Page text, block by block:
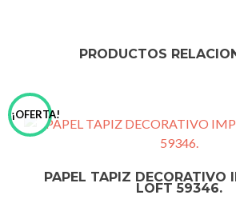
PRODUCTOS
¡OFERTA!
PAPEL TAPIZ DECORATIVO
LOFT 59346.